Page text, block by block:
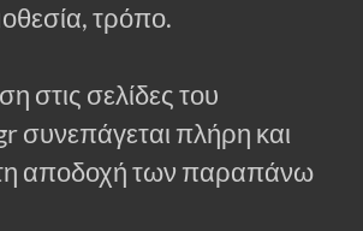
τρόπο.
στις σελίδες του
συνεπάγεται πλήρη και
αποδοχή των παραπάνω